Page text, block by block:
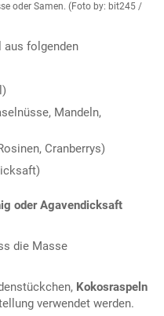
oder Samen. (Foto by: bit245 /
aus folgenden
Mandeln,
Cranberrys)
oder Agavendicksaft
die Masse
Kokosraspeln
verwendet werden.